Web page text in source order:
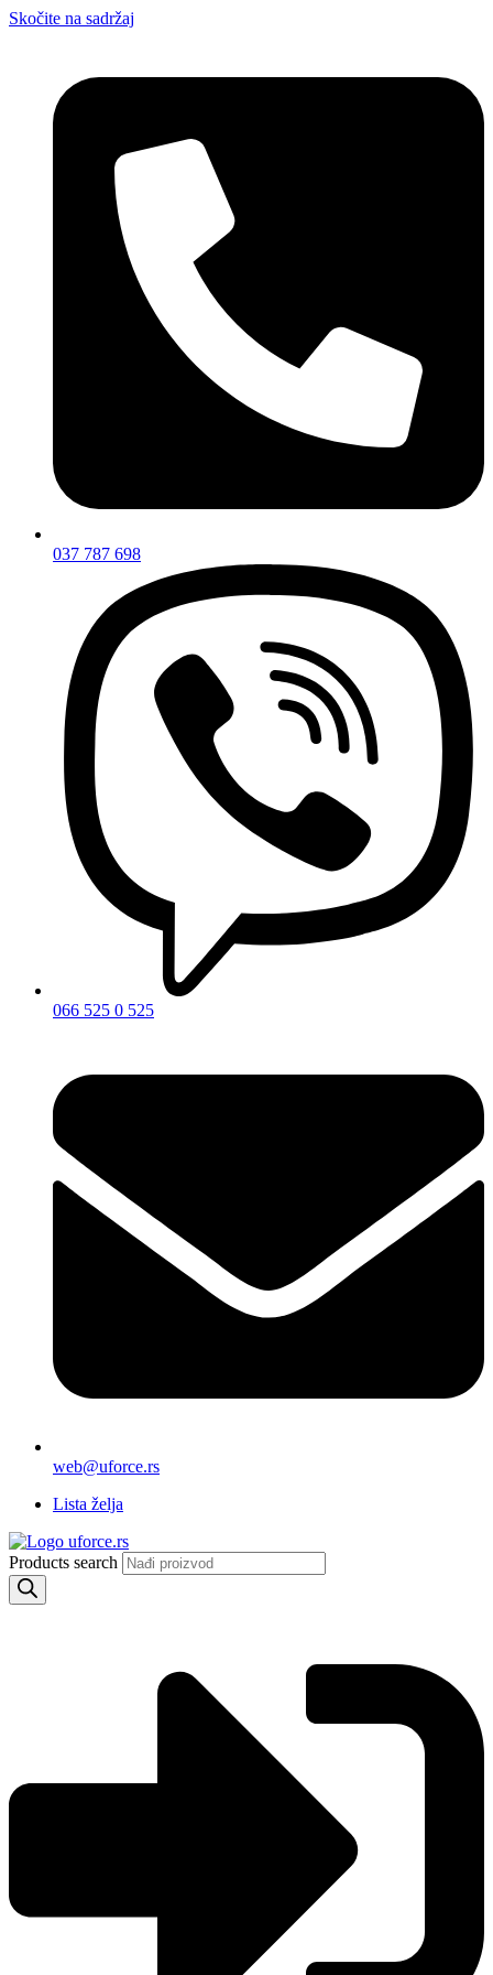
Skočite na sadržaj
037 787 698
066 525 0 525
web@uforce.rs
Lista želja
Products search